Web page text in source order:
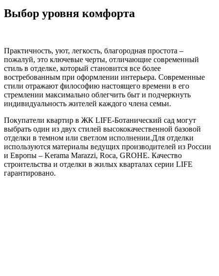
Выбор уровня комфорта
Практичность, уют, легкость, благородная простота –
пожалуй, это ключевые черты, отличающие современный
стиль в отделке, который становится все более
востребованным при оформлении интерьера. Современные
стили отражают философию настоящего времени в его
стремлении максимально облегчить быт и подчеркнуть
индивидуальность жителей каждого члена семьи.
Покупатели квартир в ЖК LIFE-Ботанический сад могут
выбрать один из двух стилей высококачественной базовой
отделки в темном или светлом исполнении.Для отделки
используются материалы ведущих производителей из России
и Европы – Kerama Marazzi, Roca, GROHE. Качество
строительства и отделки в жилых кварталах серии LIFE
гарантировано.